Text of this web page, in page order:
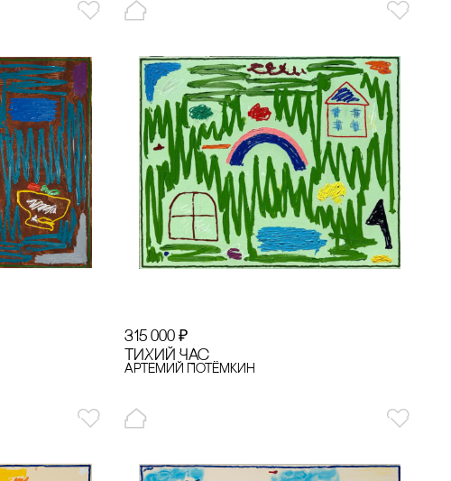
315 000 ₽
ТИХИЙ ЧАс
Артемий Потёмкин